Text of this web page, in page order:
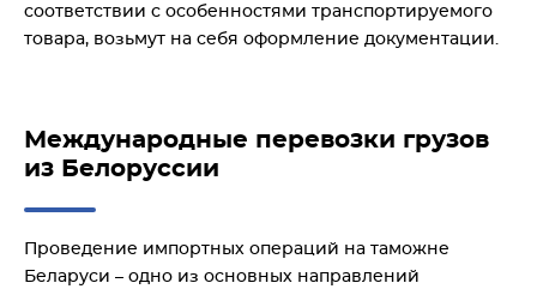
соответствии с особенностями транспортируемого
товара, возьмут на себя оформление документации.
Международные перевозки грузов
из Белоруссии
Проведение импортных операций на таможне
Беларуси – одно из основных направлений